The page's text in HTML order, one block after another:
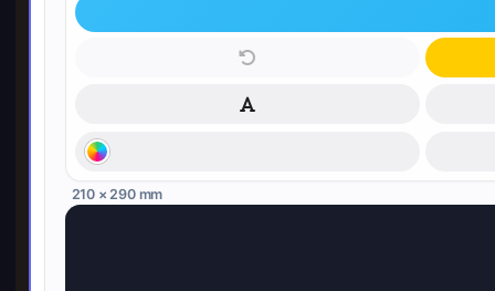
210 × 290 mm